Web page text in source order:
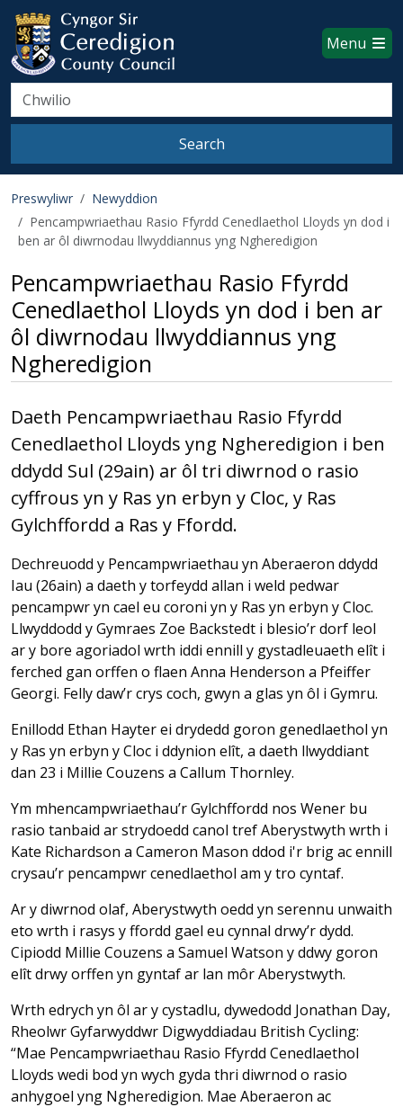
Skip to main content
Ceredigion County Council
Menu
Search
Search
Preswyliwr
Newyddion
Pencampwriaethau Rasio Ffyrdd Cenedlaethol Lloyds yn dod i
ben ar ôl diwrnodau llwyddiannus yng Ngheredigion
Pencampwriaethau Rasio Ffyrdd
Cenedlaethol Lloyds yn dod i ben ar
ôl diwrnodau llwyddiannus yng
Ngheredigion
Daeth Pencampwriaethau Rasio Ffyrdd
Cenedlaethol Lloyds yng Ngheredigion i ben
ddydd Sul (29ain) ar ôl tri diwrnod o rasio
cyffrous yn y Ras yn erbyn y Cloc, y Ras
Gylchffordd a Ras y Ffordd.
Dechreuodd y Pencampwriaethau yn Aberaeron ddydd
Iau (26ain) a daeth y torfeydd allan i weld pedwar
pencampwr yn cael eu coroni yn y Ras yn erbyn y Cloc.
Llwyddodd y Gymraes Zoe Backstedt i blesio’r dorf leol
ar y bore agoriadol wrth iddi ennill y gystadleuaeth elît i
ferched gan orffen o flaen Anna Henderson a Pfeiffer
Georgi. Felly daw’r crys coch, gwyn a glas yn ôl i Gymru.
Enillodd Ethan Hayter ei drydedd goron genedlaethol yn
y Ras yn erbyn y Cloc i ddynion elît, a daeth llwyddiant
dan 23 i Millie Couzens a Callum Thornley.
Ym mhencampwriaethau’r Gylchffordd nos Wener bu
rasio tanbaid ar strydoedd canol tref Aberystwyth wrth i
Kate Richardson a Cameron Mason ddod i'r brig ac ennill
crysau’r pencampwr cenedlaethol am y tro cyntaf.
Ar y diwrnod olaf, Aberystwyth oedd yn serennu unwaith
eto wrth i rasys y ffordd gael eu cynnal drwy’r dydd.
Cipiodd Millie Couzens a Samuel Watson y ddwy goron
elît drwy orffen yn gyntaf ar lan môr Aberystwyth.
Wrth edrych yn ôl ar y cystadlu, dywedodd Jonathan Day,
Rheolwr Gyfarwyddwr Digwyddiadau British Cycling:
“Mae Pencampwriaethau Rasio Ffyrdd Cenedlaethol
Lloyds wedi bod yn wych gyda thri diwrnod o rasio
anhygoel yng Ngheredigion. Mae Aberaeron ac